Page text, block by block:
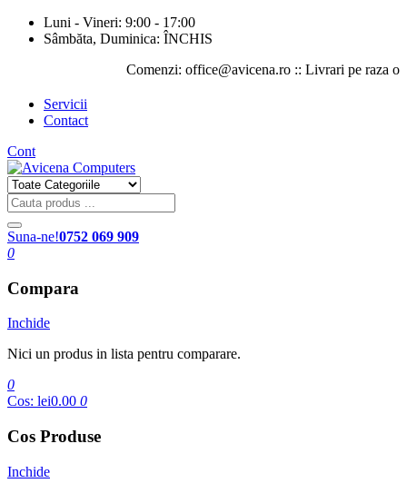
Luni - Vineri: 9:00 - 17:00
Sâmbăta, Duminica: ÎNCHIS
Comenzi: office@avicena.ro :: Livrari pe raza
Servicii
Contact
Cont
Suna-ne!0752 069 909
0
Compara
Inchide
Nici un produs in lista pentru comparare.
0
Cos: lei0.00 0
Cos Produse
Inchide